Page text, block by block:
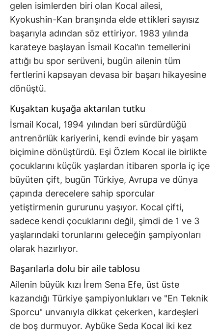
gelen isimlerden biri olan Kocal ailesi,
Kyokushin-Kan branşında elde ettikleri sayısız
başarıyla adından söz ettiriyor. 1983 yılında
karateye başlayan İsmail Kocal’ın temellerini
attığı bu spor serüveni, bugün ailenin tüm
fertlerini kapsayan devasa bir başarı hikayesine
dönüştü.
Kuşaktan kuşağa aktarılan tutku
İsmail Kocal, 1994 yılından beri sürdürdüğü
antrenörlük kariyerini, kendi evinde bir yaşam
biçimine dönüştürdü. Eşi Özlem Kocal ile birlikte
çocuklarını küçük yaşlardan itibaren sporla iç içe
büyüten çift, bugün Türkiye, Avrupa ve dünya
çapında derecelere sahip sporcular
yetiştirmenin gururunu yaşıyor. Kocal çifti,
sadece kendi çocuklarını değil, şimdi de 1 ve 3
yaşlarındaki torunlarını geleceğin şampiyonları
olarak hazırlıyor.
Başarılarla dolu bir aile tablosu
Ailenin büyük kızı İrem Sena Efe, üst üste
kazandığı Türkiye şampiyonlukları ve "En Teknik
Sporcu" unvanıyla dikkat çekerken, kardeşleri
de boş durmuyor. Aybüke Seda Kocal iki kez